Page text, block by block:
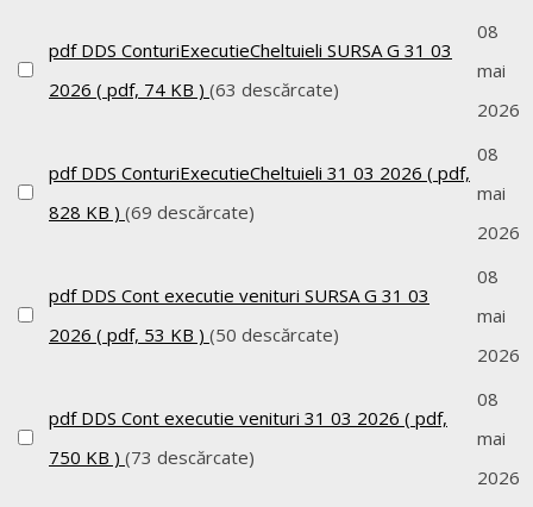
pdf DDS ConturiExecutieCheltuieli SURSA G 31 03
2026 ( pdf, 74 KB ) (63 descărcate)
08
mai
2026
pdf DDS ConturiExecutieCheltuieli 31 03 2026 ( pdf,
828 KB ) (69 descărcate)
08
mai
2026
pdf DDS Cont executie venituri SURSA G 31 03
2026 ( pdf, 53 KB ) (50 descărcate)
08
mai
2026
pdf DDS Cont executie venituri 31 03 2026 ( pdf,
750 KB ) (73 descărcate)
08
mai
2026